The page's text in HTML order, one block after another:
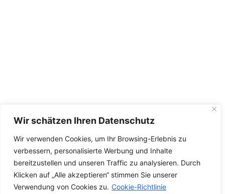
Wir schätzen Ihren Datenschutz
Wir verwenden Cookies, um Ihr Browsing-Erlebnis zu
verbessern, personalisierte Werbung und Inhalte
bereitzustellen und unseren Traffic zu analysieren. Durch
Klicken auf „Alle akzeptieren“ stimmen Sie unserer
Verwendung von Cookies zu. Cookie-Richtlinie